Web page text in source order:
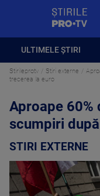
ULTIMELE ȘTIRI
Stirileprotv Stiri externe
trecerea la euro
Aproape 60%
scumpiri
STIRI EXTERNE